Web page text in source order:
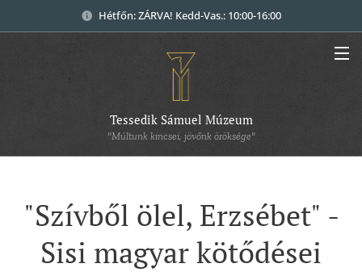
Hétfőn: ZÁRVA! Kedd-Vas.: 10:00-16:00
Tessedik Sámuel Múzeum
"Múltunk kincsei, jövőnk öröksége"
"Szívből ölel, Erzsébet" -
Sisi magyar kötődései